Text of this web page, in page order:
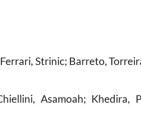
Strinic; Barreto,
Asamoah; Khedira,